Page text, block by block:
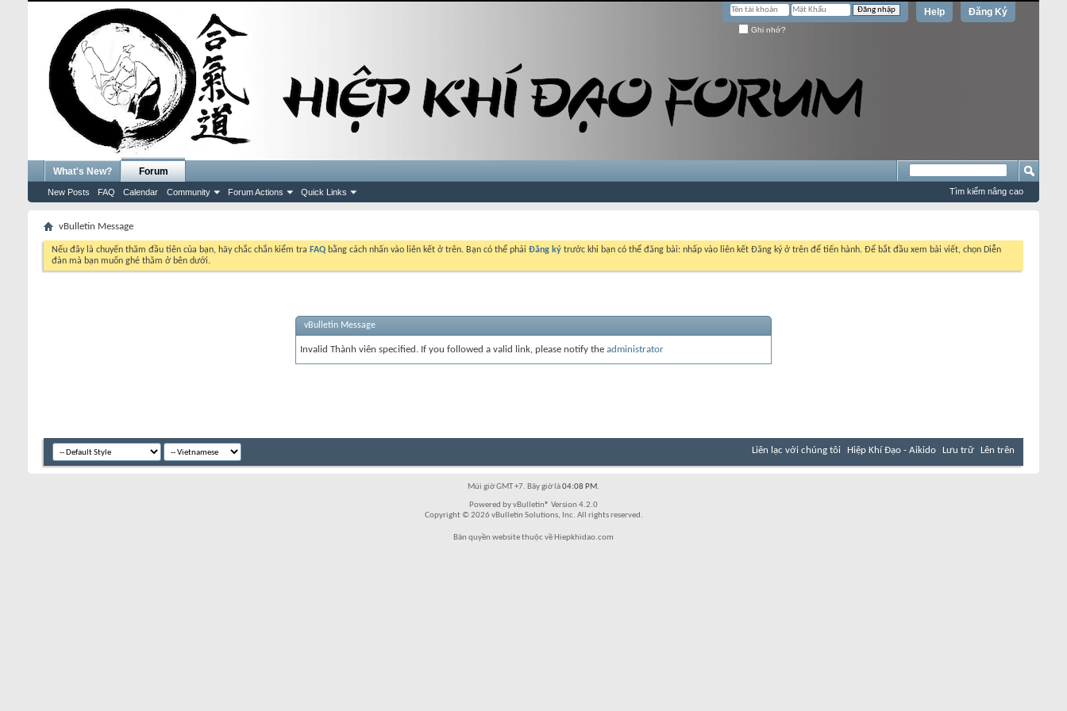
Đăng Ký
Help
Ghi nhớ?
What's New? Forum
New Posts FAQ Calendar Community Forum Actions Quick Links Tìm kiếm nâng cao
vBulletin Message
Nếu đây là chuyến thăm đầu tiên của bạn, hãy chắc chắn kiểm tra FAQ bằng cách nhấn vào liên kết ở trên. Bạn có thể phải Đăng ký trước khi bạn có thể đăng bài: nhấp vào liên kết Đăng ký ở trên để tiến hành. Để bắt đầu xem bài viết, chọn Diễn
đàn mà bạn muốn ghé thăm ở bên dưới.
vBulletin Message
Invalid Thành viên specified. If you followed a valid link, please notify the administrator
Liên lạc với chúng tôi Hiệp Khí Đạo - Aikido Lưu trữ Lên trên
Múi giờ GMT +7. Bây giờ là04:08 PM.
Powered by vBulletin® Version 4.2.0
Copyright © 2026 vBulletin Solutions, Inc. All rights reserved.
Bản quyền website thuộc về Hiepkhidao.com